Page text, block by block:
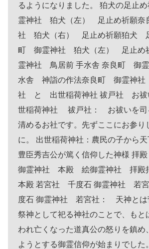
るようになりました。 狛犬の足止
霊神社 狛犬（左） 足止め祈願奈
社 狛犬（右） 足止め祈願狛犬
町 御霊神社 狛犬（左） 足止め
霊神社 鳥居前 手水舎 奈良町 御
水舎 神詣の作法奈良町 御霊神社
社 と 出世稲荷神社 祓戸社 お祓
世稲荷神社 祓戸社： お祓いを司
清めるお社です。先ずここにお参り
に。 出世稲荷神社：農民の子から
豊臣秀吉公が篤く信仰した神様 拝
御霊神社 本殿 絵御霊神社 拝殿
本殿 若宮社 千度石 御霊神社 若
度石 御霊神社 若宮社： 天神とは
祭神として祀る神社のことで、もと
われ亡くなった道真公の怒りを鎮め
ようとする御霊信仰が始まりでし